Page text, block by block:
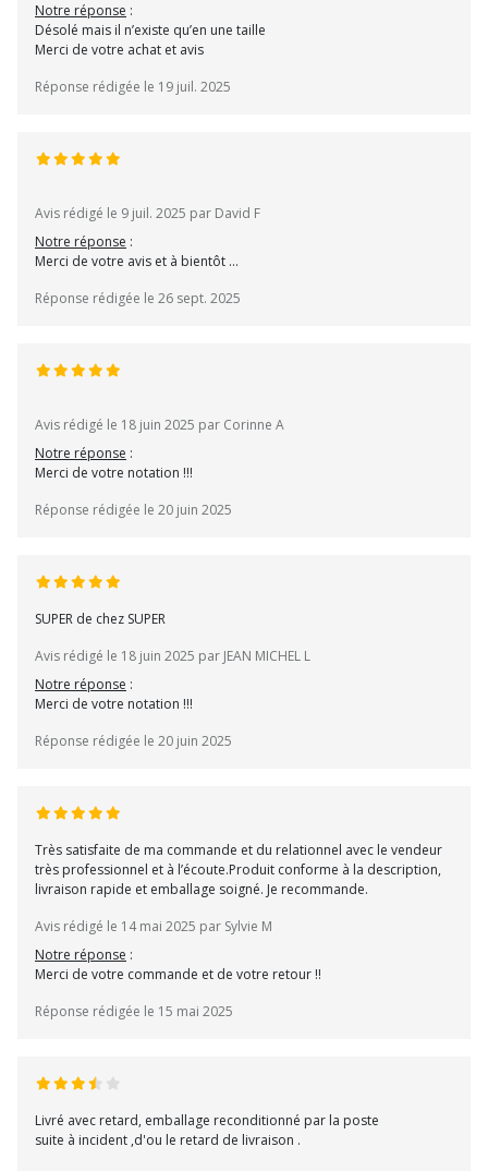
Notre réponse :
Désolé mais il n’existe qu’en une taille
Merci de votre achat et avis
Réponse rédigée le 19 juil. 2025
Avis rédigé le 9 juil. 2025 par David F
Notre réponse :
Merci de votre avis et à bientôt ...
Réponse rédigée le 26 sept. 2025
Avis rédigé le 18 juin 2025 par Corinne A
Notre réponse :
Merci de votre notation !!!
Réponse rédigée le 20 juin 2025
SUPER de chez SUPER
Avis rédigé le 18 juin 2025 par JEAN MICHEL L
Notre réponse :
Merci de votre notation !!!
Réponse rédigée le 20 juin 2025
Très satisfaite de ma commande et du relationnel avec le vendeur
très professionnel et à l’écoute.Produit conforme à la description,
livraison rapide et emballage soigné. Je recommande.
Avis rédigé le 14 mai 2025 par Sylvie M
Notre réponse :
Merci de votre commande et de votre retour !!
Réponse rédigée le 15 mai 2025
Livré avec retard, emballage reconditionné par la poste
suite à incident ,d'ou le retard de livraison .